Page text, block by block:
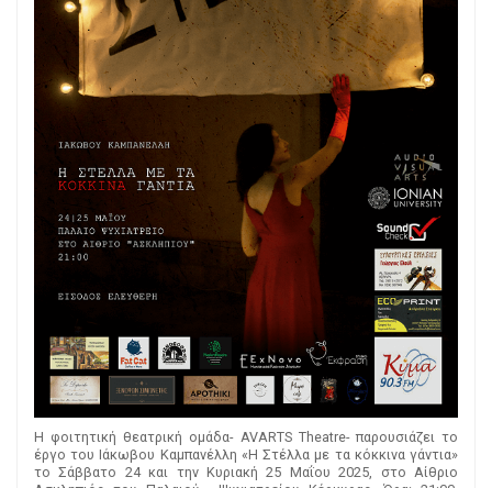
Η φοιτητική θεατρική ομάδα- AVARTS Theatre- παρουσιάζει το
έργο του Ιάκωβου Καμπανέλλη «Η Στέλλα με τα κόκκινα γάντια»
το Σάββατο 24 και την Κυριακή 25 Μαΐου 2025, στο Αίθριο